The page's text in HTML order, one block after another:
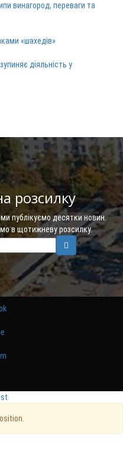
винагород, переваги та
«шахедів»
діяльність у
розсилку
публікуємо десятки новин.
в щотижневу розсилку.